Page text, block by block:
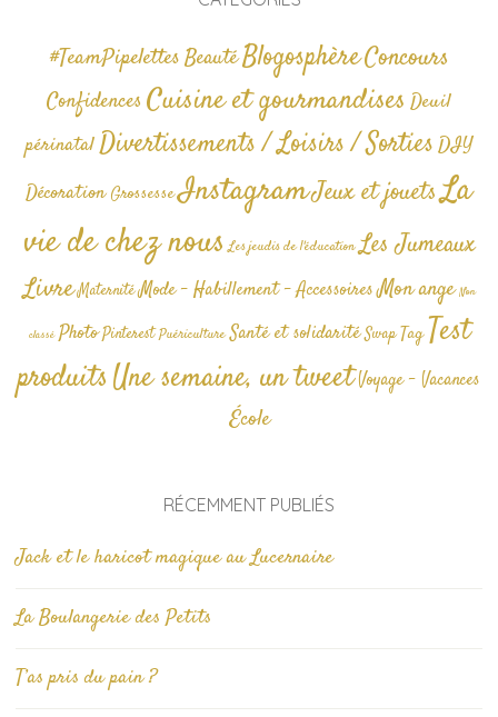
#TeamPipelettesBeautéBlogosphèreConcours
Confidences Cuisine et gourmandises Deuil
périnatalDivertissements / Loisirs / SortiesDIY
Décoration GrossesseInstagramJeux et jouetsLa
vie de chez nous Les jeudis de l'éducation Les Jumeaux
Livre Maternité Mode - Habillement - AccessoiresMon ange Non
classé Photo Pinterest Puériculture Santé et solidarité Swap TagTest
produitsUne semaine, un tweetVoyage - Vacances
École
RÉCEMMENT PUBLIÉS
Jack et le haricot magique au Lucernaire
La Boulangerie des Petits
T’as pris du pain ?